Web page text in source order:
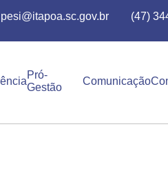
(47)
Pró-
Gestão
Comunicação